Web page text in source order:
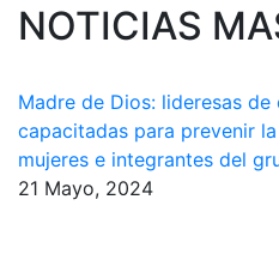
NOTICIAS
Madre de Dios: lideresas
capacitadas para prevenir
mujeres e integrantes del
21 Mayo, 2024